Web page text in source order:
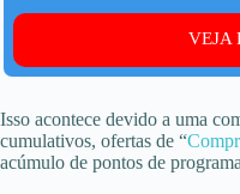
VEJA
Isso acontece devido a uma
cumulativos, ofertas de “
acúmulo de pontos de